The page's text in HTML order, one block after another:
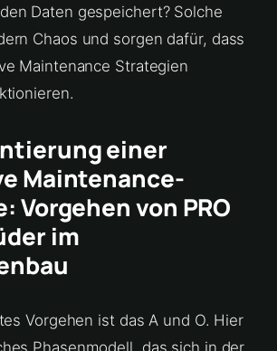
Daten gespeichert? Solche
Chaos und sorgen dafür, dass
Maintenance Strategien
einer
Maintenance-
Vorgehen von PRO
im
Vorgehen ist das A und O. Hier